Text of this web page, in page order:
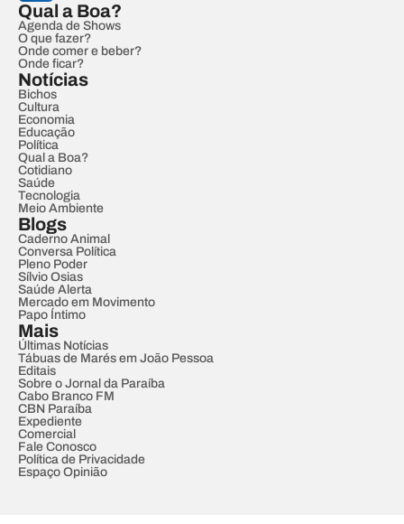
Qual a Boa?
Agenda de Shows
O que fazer?
Onde comer e beber?
Onde ficar?
Notícias
Bichos
Cultura
Economia
Educação
Política
Qual a Boa?
Cotidiano
Saúde
Tecnologia
Meio Ambiente
Blogs
Caderno Animal
Conversa Política
Pleno Poder
Sílvio Osias
Saúde Alerta
Mercado em Movimento
Papo Íntimo
Mais
Últimas Notícias
Tábuas de Marés em João Pessoa
Editais
Sobre o Jornal da Paraíba
Cabo Branco FM
CBN Paraíba
Expediente
Comercial
Fale Conosco
Política de Privacidade
Espaço Opinião